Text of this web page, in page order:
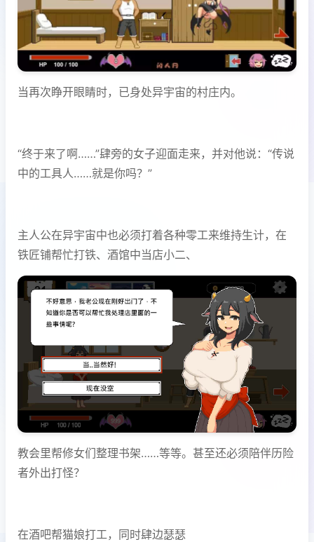
当再次睁开眼睛时，已身处异宇宙的村庄内。
“终于来了啊……”肆旁的女子迎面走来，并对他说：“传说
中的工具人……就是你吗？”
主人公在异宇宙中也必须打着各种零工来维持生计，在
铁匠铺帮忙打铁、酒馆中当店小二、
教会里帮修女们整理书架……等等。甚至还必须陪伴历险
者外出打怪？
在酒吧帮猫娘打工，同时肆边瑟瑟